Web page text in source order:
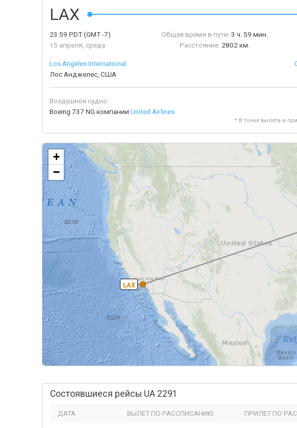
LAX
23:59 PDT(GMT -7)
15 апреля, среда
Общее время в пути: 3 ч. 59 мин.
Расстояние: 2802 км.
Los Angeles International
Лос Анджелес, США
Воздушное судно:
Boeing 737 NG компании United Airlines
* В точке вылета и
LAX
+
−
Состоявшиеся рейсы UA 2291
ДАТА ВЫЛЕТ ПО РАССПИСАНИЮ ПРИЛЕТ ПО